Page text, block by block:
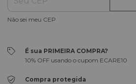
Não sei meu CEP
É sua PRIMEIRA COMPRA?
10% OFF usando o cupom ECARE10
Compra protegida